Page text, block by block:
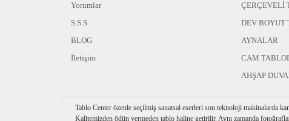
Yorumlar
S.S.S
BLOG
İletişim
ÇERÇEVELİ
DEV BOYUT
AYNALAR
CAM
AHŞAP
Tablo Center özenle seçilmiş sanatsal eserleri son teknoloji makinalarda
Kalitemizden ödün vermeden tablo haline getirilir. Aynı zamanda